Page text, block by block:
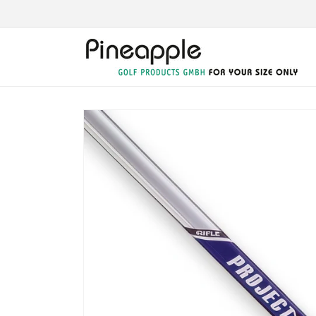
Inhalt
Zu
Produktinformationen
springen